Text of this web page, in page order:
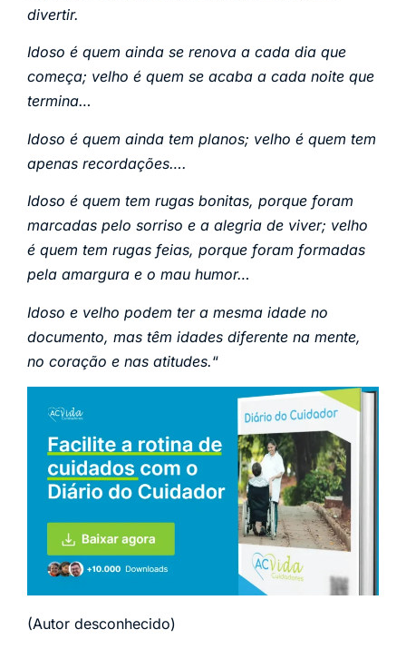
divertir.
Idoso é quem ainda se renova a cada dia que
começa; velho é quem se acaba a cada noite que
termina…
Idoso é quem ainda tem planos; velho é quem tem
apenas recordações….
Idoso é quem tem rugas bonitas, porque foram
marcadas pelo sorriso e a alegria de viver; velho
é quem tem rugas feias, porque foram formadas
pela amargura e o mau humor…
Idoso e velho podem ter a mesma idade no
documento, mas têm idades diferente na mente,
no coração e nas atitudes.“
(Autor desconhecido)